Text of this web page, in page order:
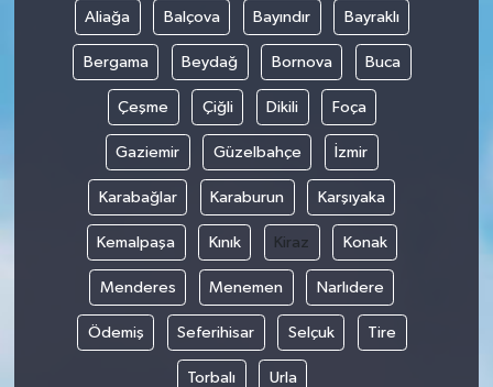
Aliağa Balçova Bayındır Bayraklı
Bergama Beydağ Bornova Buca
Çeşme Çiğli Dikili Foça
Gaziemir Güzelbahçe İzmir
Karabağlar Karaburun Karşıyaka
Kemalpaşa Kınık Kiraz Konak
Menderes Menemen Narlıdere
Ödemiş Seferihisar Selçuk Tire
Torbalı Urla